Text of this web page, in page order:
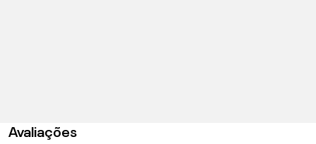
Avaliações